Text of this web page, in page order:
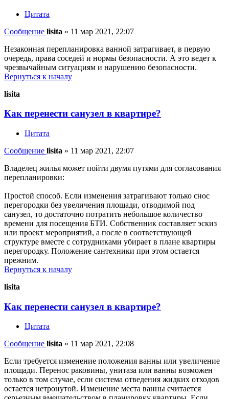
Цитата
Сообщение lisita » 11 мар 2021, 22:07
Незаконная перепланировка ванной затрагивает, в первую
очередь, права соседей и нормы безопасности. А это ведет к
чрезвычайным ситуациям и нарушению безопасности.
Вернуться к началу
lisita
Как перенести санузел в квартире?
Цитата
Сообщение lisita » 11 мар 2021, 22:07
Владелец жилья может пойти двумя путями для согласования
перепланировки:
Простой способ. Если изменения затрагивают только снос
перегородки без увеличения площади, отводимой под
санузел, то достаточно потратить небольшое количество
времени для посещения БТИ. Собственник составляет эскиз
или проект мероприятий, а после в соответствующей
структуре вместе с сотрудниками убирает в плане квартиры
перегородку. Положение сантехники при этом остается
прежним.
Вернуться к началу
lisita
Как перенести санузел в квартире?
Цитата
Сообщение lisita » 11 мар 2021, 22:08
Если требуется изменение положения ванны или увеличение
площади. Перенос раковины, унитаза или ванны возможен
только в том случае, если система отведения жидких отходов
остается нетронутой. Изменение места ванны считается